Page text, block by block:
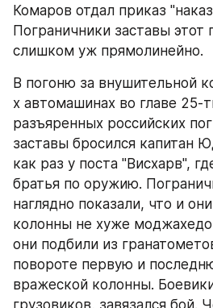
Комаров отдал приказ
Пограничники заставы этот
слишком уж прямолинейно.
В погоню за внушительной
х автомашинах во главе 25-
разъяренных российских
заставы бросился капитан
как раз у поста "Висхарв",
братья по оружию.
наглядно показали, что и
колонны не хуже
они подбили из
повороте первую и
вражеской колонны.